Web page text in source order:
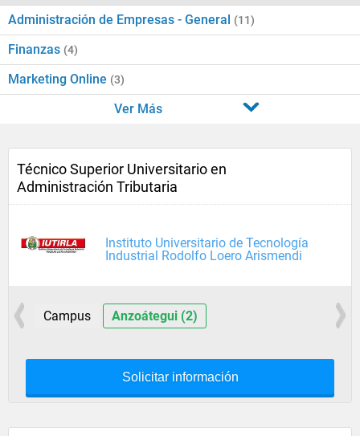
Administración de Empresas - General (11)
Finanzas (4)
Marketing Online (3)
Ver Más
Técnico Superior Universitario en
Administración Tributaria
Instituto Universitario de Tecnología
Industrial Rodolfo Loero Arismendi
Campus Anzoátegui (2)
Solicitar información